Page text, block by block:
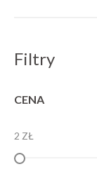
Filtry
CENA
2 ZŁ